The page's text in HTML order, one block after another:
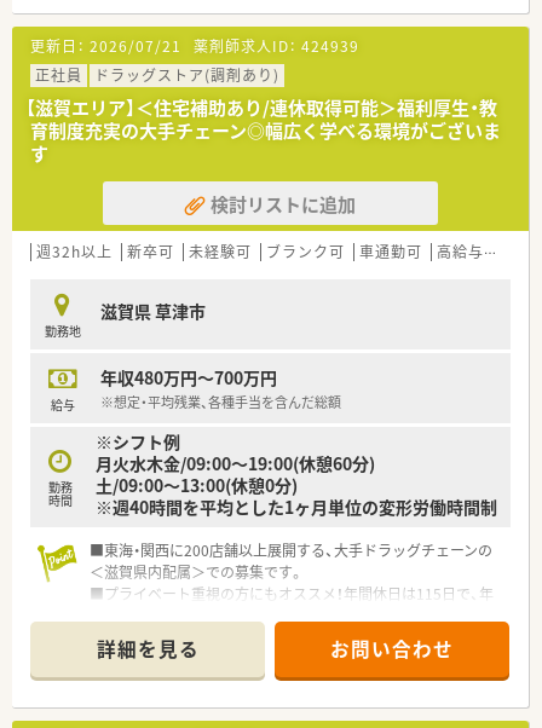
【募集背景と求める人物像について】
■事業拡大に伴う増員のための募集であり、地域医療の質をさら
に高めていくために新たな薬剤師の方を急募しております。
■20～40代の若手や中堅層が中心となって活躍しており、周囲
と円滑に連携しながら誠実に仕事ができる方を求めます。
■一社に3年以上在籍した経験のある方を歓迎しており、長期的
【想定される業務内容】
■処方箋に基づく調剤や監査、服薬指導を中心に、在宅医療サー
ビスやOTC医薬品のカウンセリング販売まで幅広く担当しま
誤を未然に防ぎながら安全かつ正確に作業を進めることが可能
しての専門知識を活かした本来の業務にしっかりと専念できま
す。
【想定されるキャリアイメージ】
■まずは現場で経験を積み、将来的には薬局長やエリアマネジャ
ー、さらには本部のバイヤーや採用担当など多様な路を目指せま
す。
おり、自己研鑽を続けながら専門性を高めていける環境です。
■アメリカ研修などの海外研修制度も用意されており、日本国外
の先進的な薬局経営や薬剤師の役割について学ぶ機会もありま
す。
更新日： 2026/07/21 薬剤師求人ID： 424939
正社員
ドラッグストア(調剤あり)
【滋賀エリア】＜住宅補助あり/連休取得可能＞福利厚生・教
育制度充実の大手チェーン◎幅広く学べる環境がございま
す
検討リストに追加
週32h以上 新卒可 未経験可 ブランク可 車通勤可 高給与(600万円以上)
勤務地
滋賀県 草津市
給与
年収480万円～700万円
※想定・平均残業、各種手当を含んだ総額
勤務
時間
※シフト例
月火水木金/09:00～19:00(休憩60分)
土/09:00～13:00(休憩0分)
※週40時間を平均とした1ヶ月単位の変形労働時間制
■東海・関西に200店舗以上展開する、大手ドラッグチェーンの
＜滋賀県内配属＞での募集です。
■プライベート重視の方にもオススメ！年間休日は115日で、年
■総合病院前・医療モール型・面対応店舗・マンツーマン対応・調
剤併設店舗など多様な形態で出店されており、ご自身のスキルや
経験に合わせた店舗で働くことも可能で、スキルアップや専門性
を高めることができます。
詳細を見る お問い合わせ